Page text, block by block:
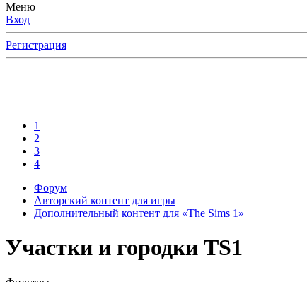
Меню
Вход
Регистрация
1
2
3
4
Форум
Авторский контент для игры
Дополнительный контент для «The Sims 1»
Участки и городки TS1